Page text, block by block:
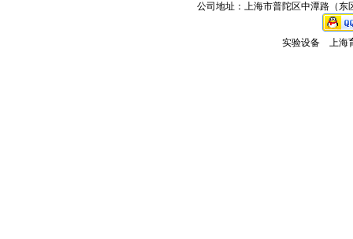
公司地址：上海市普陀区中潭路（
实验设备 上海